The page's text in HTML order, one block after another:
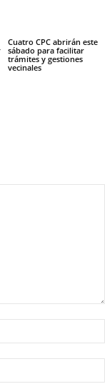
Cuatro CPC abrirán este
sábado para facilitar
trámites y gestiones
vecinales